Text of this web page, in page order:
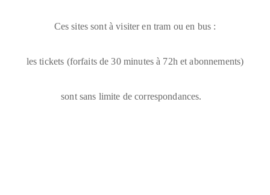
Ces sites sont à visiter en tram ou en bus :
les tickets (forfaits de 30 minutes à 72h et abonnements)
sont sans limite de correspondances.